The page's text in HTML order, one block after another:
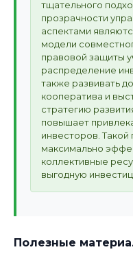
тщательного
прозрачности
аспектами
модели
правовой защиты
распределение
также развивать
кооператива и
стратегию
повышает
инвесторов. Такой
максимально
коллективные
выгодную
Полезные